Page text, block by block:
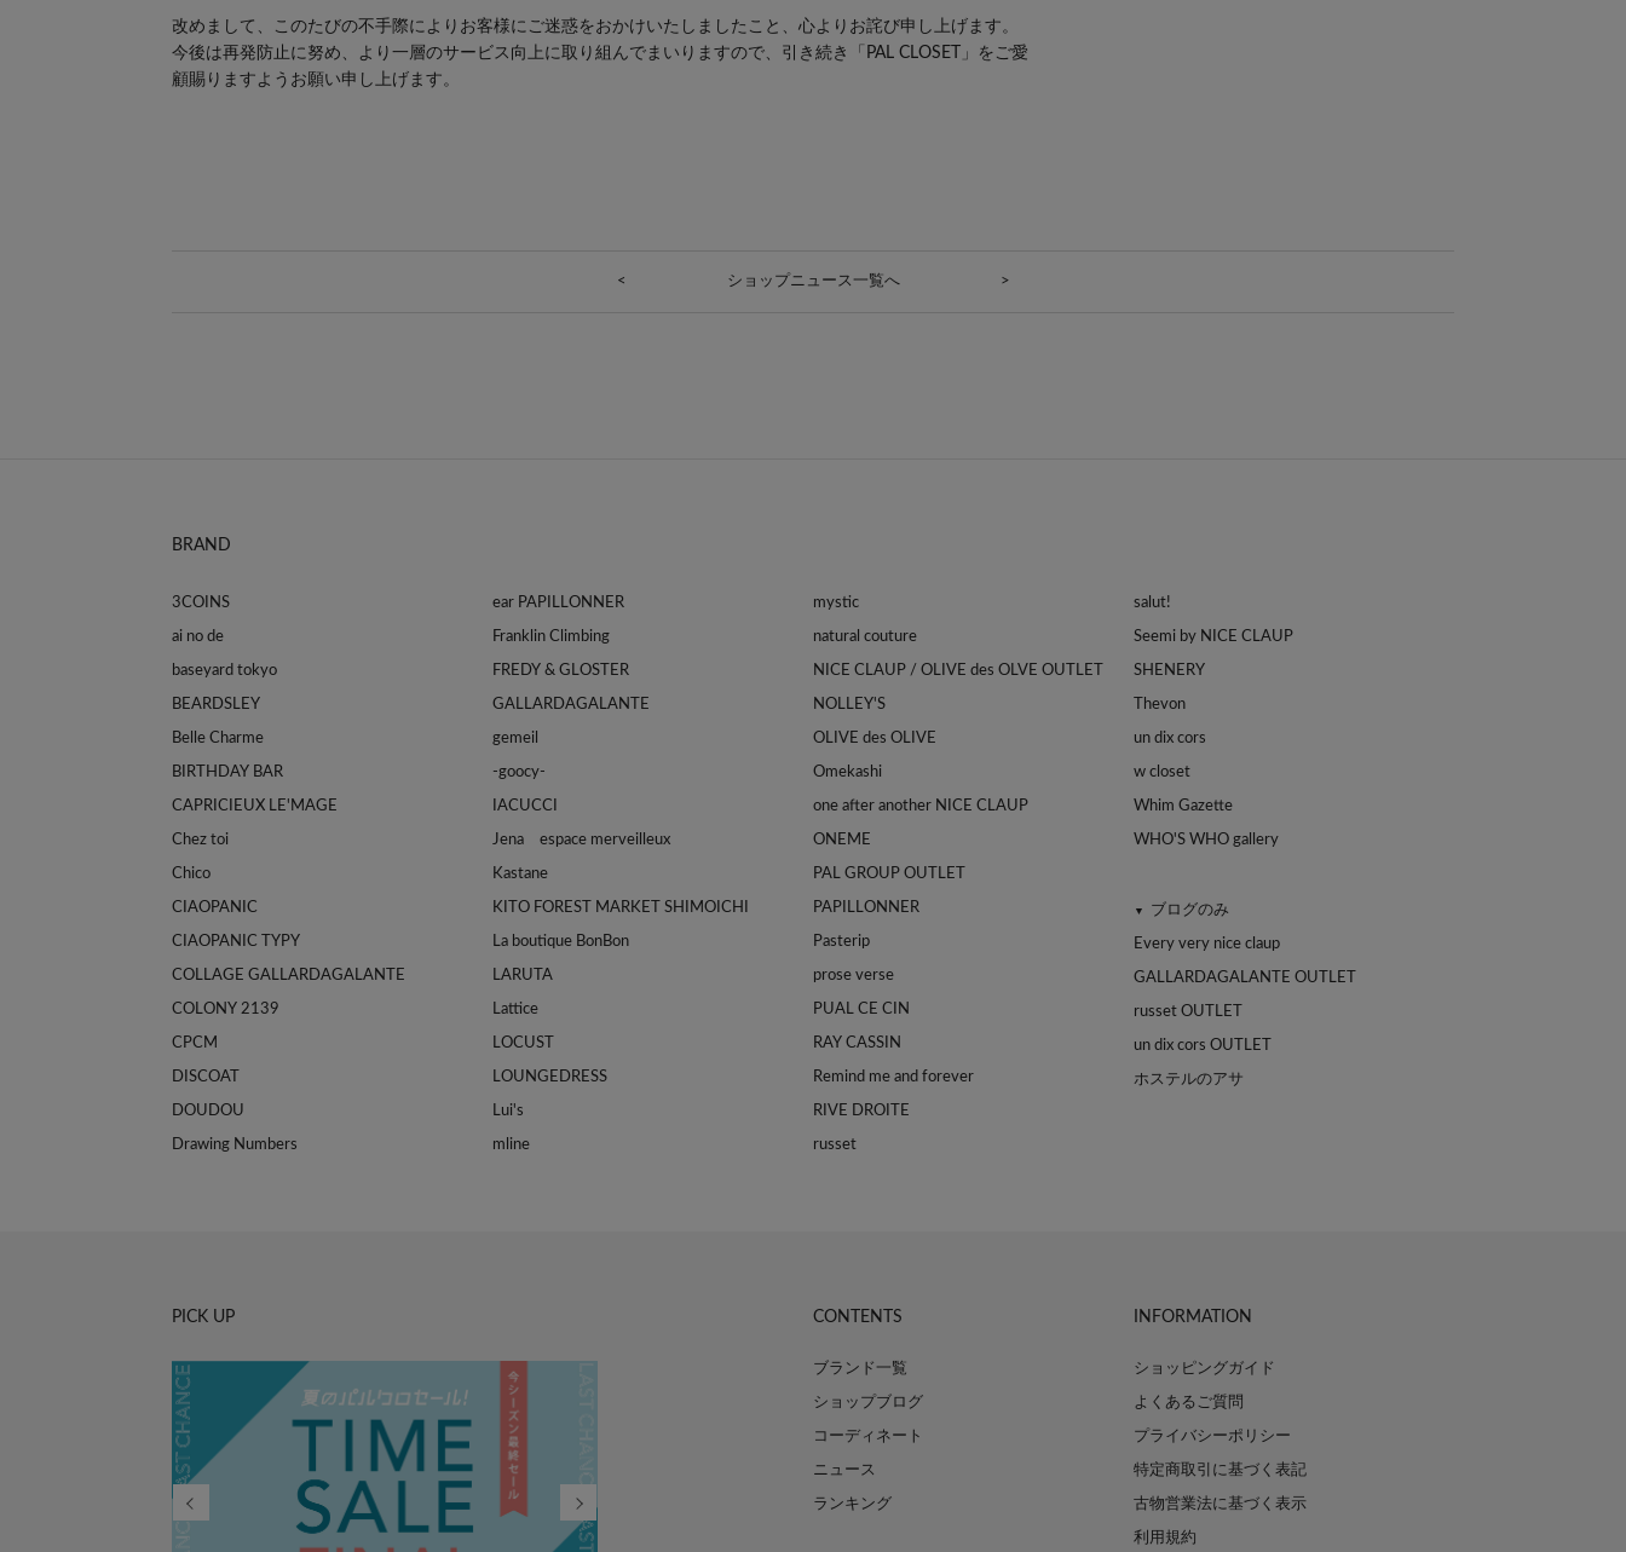
改めまして、このたびの不手際によりお客様にご迷惑をおかけいたしましたこと、心よりお詫び申し上げます。
今後は再発防止に努め、より一層のサービス向上に取り組んでまいりますので、引き続き「PAL CLOSET」をご愛
顧賜りますようお願い申し上げます。
< ショップニュース一覧へ >
BRAND
3COINS
ai no de
baseyard tokyo
BEARDSLEY
Belle Charme
BIRTHDAY BAR
CAPRICIEUX LE'MAGE
Chez toi
Chico
CIAOPANIC
CIAOPANIC TYPY
COLLAGE GALLARDAGALANTE
COLONY 2139
CPCM
DISCOAT
DOUDOU
Drawing Numbers
ear PAPILLONNER
Franklin Climbing
FREDY & GLOSTER
GALLARDAGALANTE
gemeil
-goocy-
IACUCCI
Jena espace merveilleux
Kastane
KITO FOREST MARKET SHIMOICHI
La boutique BonBon
LARUTA
Lattice
LOCUST
LOUNGEDRESS
Lui's
mline
mystic
natural couture
NICE CLAUP / OLIVE des OLVE OUTLET
NOLLEY'S
OLIVE des OLIVE
Omekashi
one after another NICE CLAUP
ONEME
PAL GROUP OUTLET
PAPILLONNER
Pasterip
prose verse
PUAL CE CIN
RAY CASSIN
Remind me and forever
RIVE DROITE
russet
salut!
Seemi by NICE CLAUP
SHENERY
Thevon
un dix cors
w closet
Whim Gazette
WHO'S WHO gallery
▼ ブログのみ
Every very nice claup
GALLARDAGALANTE OUTLET
russet OUTLET
un dix cors OUTLET
ホステルのアサ
PICK UP CONTENTS
ブランド一覧
ショップブログ
コーディネート
ニュース
ランキング
INFORMATION
ショッピングガイド
よくあるご質問
プライバシーポリシー
特定商取引に基づく表記
古物営業法に基づく表示
利用規約